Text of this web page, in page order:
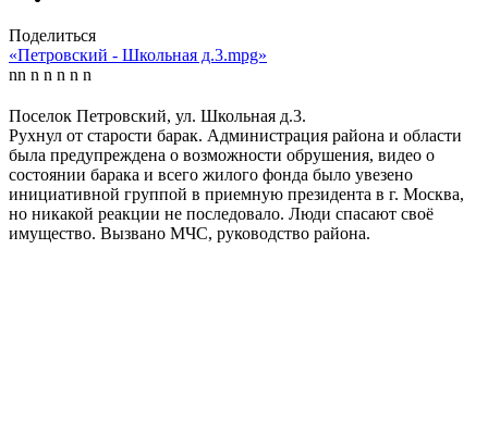
Поделиться
«Петровский - Школьная д.3.mpg»
nn n n n n n
Поселок Петровский, ул. Школьная д.3.
Рухнул от старости барак. Администрация района и области
была предупреждена о возможности обрушения, видео о
состоянии барака и всего жилого фонда было увезено
инициативной группой в приемную президента в г. Москва,
но никакой реакции не последовало. Люди спасают своё
имущество. Вызвано МЧС, руководство района.